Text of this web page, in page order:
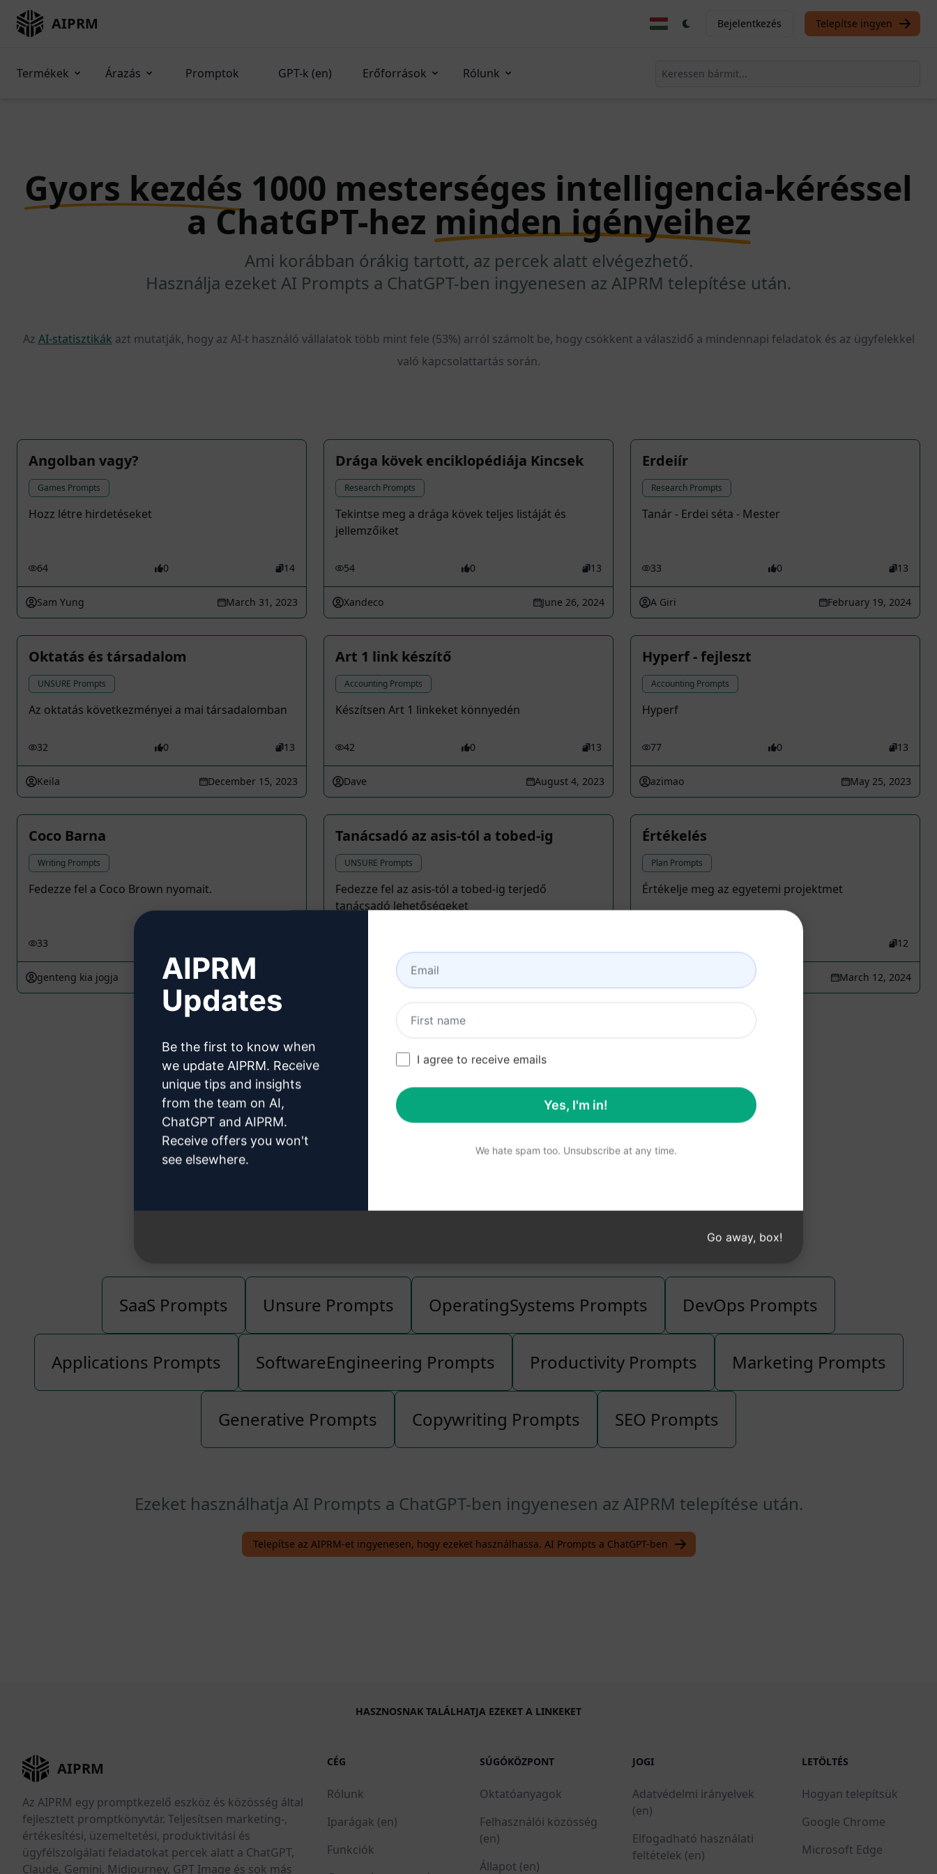
AIPRM Bejelentkezés Telepítse ingyen
Termékek Árazás Promptok GPT-k (en) Erőforrások Rólunk
Gyors kezdés 1000 mesterséges intelligencia-kéréssel
a ChatGPT-hez minden igényeihez
Ami korábban órákig tartott, az percek alatt elvégezhető.
Használja ezeket AI Prompts a ChatGPT-ben ingyenesen az AIPRM telepítése után.
Az AI-statisztikák azt mutatják, hogy az AI-t használó vállalatok több mint fele (53%) arról számolt be, hogy csökkent a válaszidő a mindennapi feladatok és az ügyfelekkel
való kapcsolattartás során.
Angolban vagy?
Games Prompts
Hozz létre hirdetéseket
64 0 14
Sam Yung March 31, 2023
Drága kövek enciklopédiája Kincsek
Research Prompts
Tekintse meg a drága kövek teljes listáját és
jellemzőiket
54 0 13
Xandeco June 26, 2024
Erdeiír
Research Prompts
Tanár - Erdei séta - Mester
33 0 13
A Giri February 19, 2024
Oktatás és társadalom
UNSURE Prompts
Az oktatás következményei a mai társadalomban
32 0 13
Keila December 15, 2023
Art 1 link készítő
Accounting Prompts
Készítsen Art 1 linkeket könnyedén
42 0 13
Dave August 4, 2023
Hyperf - fejleszt
Accounting Prompts
Hyperf
77 0 13
azimao May 25, 2023
Coco Barna
Writing Prompts
Fedezze fel a Coco Brown nyomait.
33
genteng kia jogja May 18, 2023
Tanácsadó az asis-tól a tobed-ig
UNSURE Prompts
Fedezze fel az asis-tól a tobed-ig terjedő
tanácsadó lehetőségeket
Értékelés
Plan Prompts
Értékelje meg az egyetemi projektmet
12
March 12, 2024
««
Minden típusúAI Prompts
SaaS Prompts Unsure Prompts OperatingSystems Prompts DevOps Prompts
Applications Prompts SoftwareEngineering Prompts Productivity Prompts Marketing Prompts
Generative Prompts Copywriting Prompts SEO Prompts
Ezeket használhatja AI Prompts a ChatGPT-ben ingyenesen az AIPRM telepítése után.
Telepítse az AIPRM-et ingyenesen, hogy ezeket használhassa. AI Prompts a ChatGPT-ben
HASZNOSNAK TALÁLHATJA EZEKET A LINKEKET
AIPRM
Az AIPRM egy promptkezelő eszköz és közösség által
fejlesztett promptkönyvtár. Teljesítsen marketing-,
értékesítési, üzemeltetési, produktivitási és
ügyfélszolgálati feladatokat percek alatt a ChatGPT,
Claude, Gemini, Midjourney, GPT Image és sok más
CÉG
Rólunk
Iparágak (en)
Funkciók
SÚGÓKÖZPONT
Oktatóanyagok
Felhasználói közösség
(en)
Állapot (en)
JOGI
Adatvédelmi irányelvek
(en)
Elfogadható használati
feltételek (en)
LETÖLTÉS
Hogyan telepítsük
Google Chrome
Microsoft Edge
AIPRM
Updates
Be the first to know when
we update AIPRM. Receive
unique tips and insights
from the team on AI,
ChatGPT and AIPRM.
Receive offers you won't
see elsewhere.
I agree to receive emails
Yes, I'm in!
We hate spam too. Unsubscribe at any time.
Go away, box!